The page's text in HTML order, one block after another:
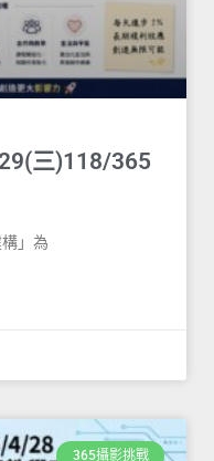
三)118/365
」為
365攝影挑戰